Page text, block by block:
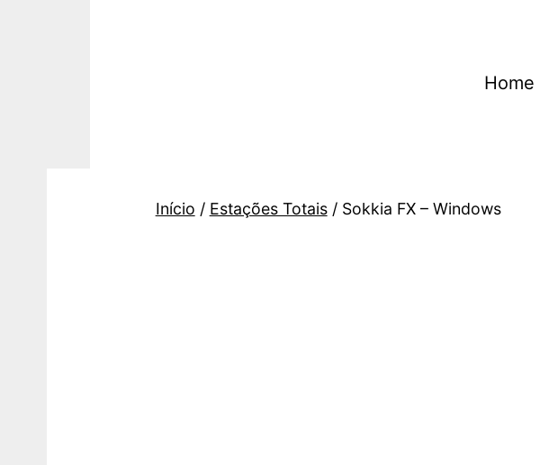
Home
Início / Estações Totais/ Sokkia FX – Windows